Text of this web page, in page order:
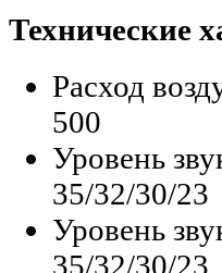
Технические
Расход
500
Уровень
35/32/30/23
Уровень
35/32/30/23